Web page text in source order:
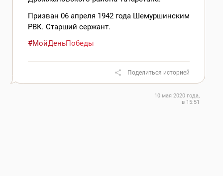
Призван 06 апреля 1942 года Шемуршинским
РВК. Старший сержант.
#МойДеньПобеды
Поделиться историей
10 мая 2020 года,
в 15:51